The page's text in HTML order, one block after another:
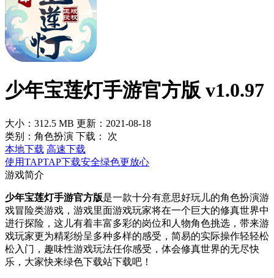
少年宝莲灯手游官方版 v1.0.97
大小：312.5 MB 更新：2021-08-18
类别：角色扮演 下载：
次
本地下载 高速下载
使用TAPTAP下载安全绿色更放心
游戏简介
少年宝莲灯手游官方版是一款十分有意思好玩儿的角色扮演游
戏冒险类游戏，游戏里面游戏玩家将在一个巨大的修真世界中
进行探险，这儿有着丰富多彩的岗位和人物角色挑选，带来游
戏玩家更为精彩纷呈多种多样的感受，简易的实际操作轻轻松
松入门，趣味性游戏玩法任你感受，体会修真世界的无尽快
乐，大家快来绿色下载站下载吧！